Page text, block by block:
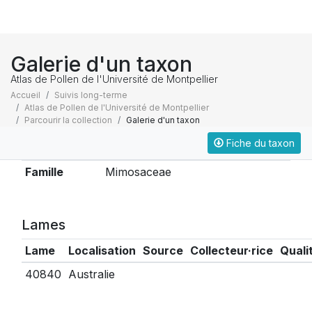
Galerie d'un taxon
Atlas de Pollen de l'Université de Montpellier
Accueil
Suivis long-terme
Atlas de Pollen de l'Université de Montpellier
Parcourir la collection
Galerie d'un taxon
Fiche du taxon
Famille Mimosaceae
Lames
Lame Localisation Source Collecteur·rice
40840 Australie